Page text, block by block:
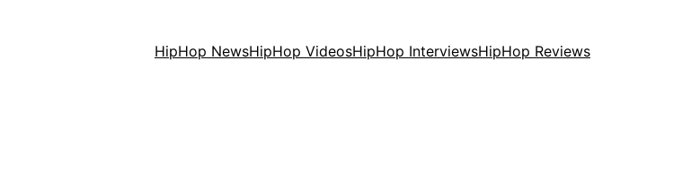
HipHop NewsHipHop VideosHipHop InterviewsHipHop Reviews